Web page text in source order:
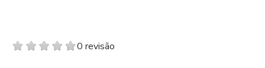
0 revisão